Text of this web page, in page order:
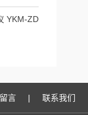
YKM-ZD
言 | 联系我们